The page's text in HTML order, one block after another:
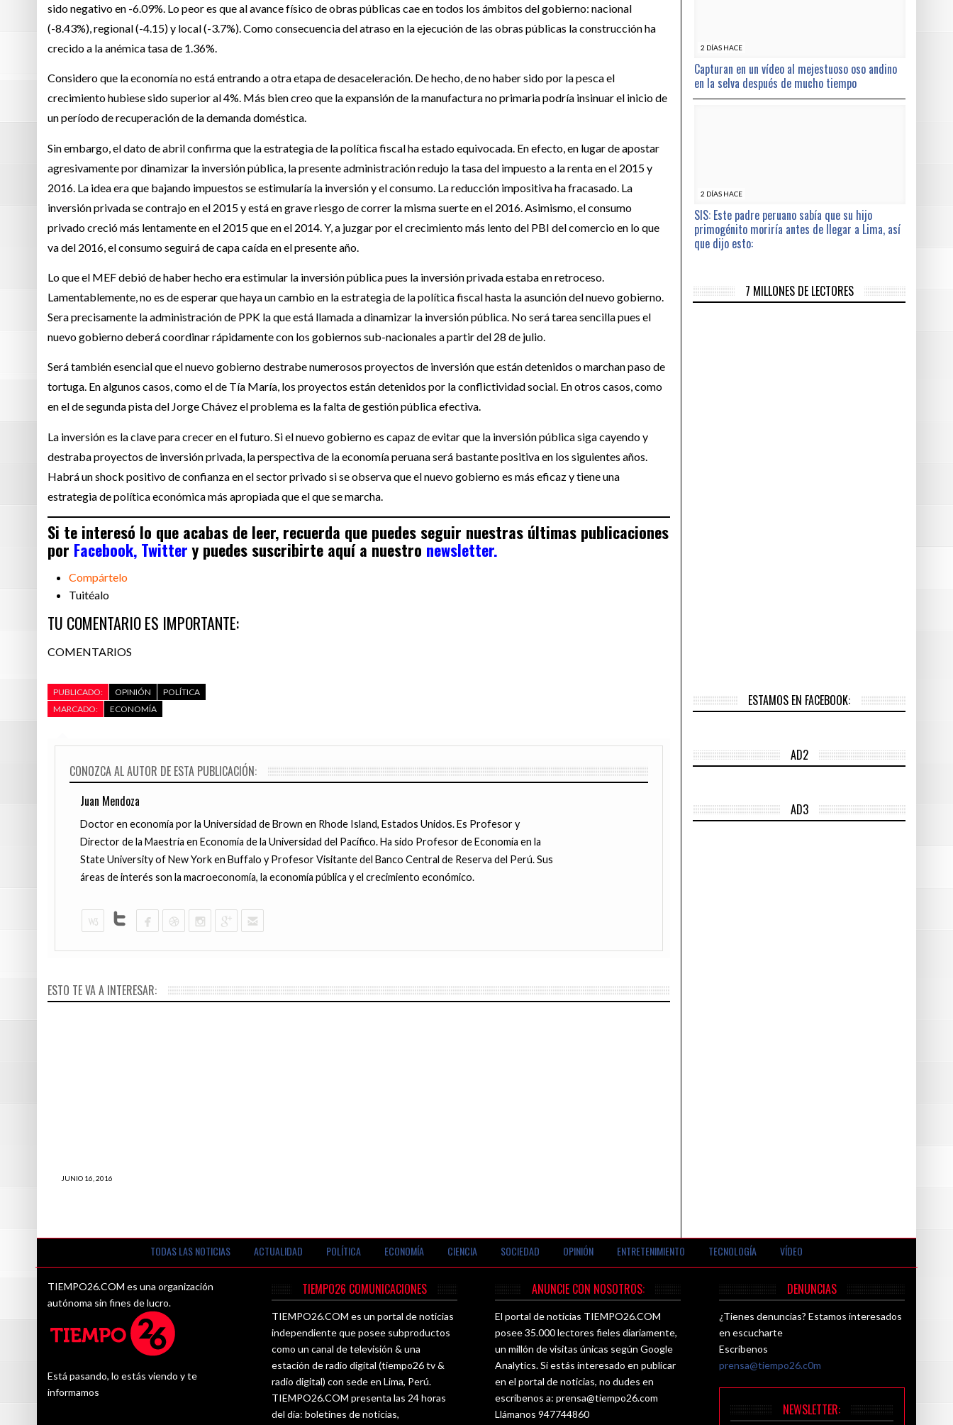
sido negativo en -6.09%. Lo peor es que al avance físico de obras públicas cae en todos los ámbitos del gobierno: nacional
(-8.43%), regional (-4.15) y local (-3.7%). Como consecuencia del atraso en la ejecución de las obras públicas la construcción ha
crecido a la anémica tasa de 1.36%.
Considero que la economía no está entrando a otra etapa de desaceleración. De hecho, de no haber sido por la pesca el
crecimiento hubiese sido superior al 4%. Más bien creo que la expansión de la manufactura no primaria podría insinuar el inicio de
un período de recuperación de la demanda doméstica.
Sin embargo, el dato de abril confirma que la estrategia de la política fiscal ha estado equivocada. En efecto, en lugar de apostar
agresivamente por dinamizar la inversión pública, la presente administración redujo la tasa del impuesto a la renta en el 2015 y
2016. La idea era que bajando impuestos se estimularía la inversión y el consumo. La reducción impositiva ha fracasado. La
inversión privada se contrajo en el 2015 y está en grave riesgo de correr la misma suerte en el 2016. Asimismo, el consumo
privado creció más lentamente en el 2015 que en el 2014. Y, a juzgar por el crecimiento más lento del PBI del comercio en lo que
va del 2016, el consumo seguirá de capa caída en el presente año.
Lo que el MEF debió de haber hecho era estimular la inversión pública pues la inversión privada estaba en retroceso.
Lamentablemente, no es de esperar que haya un cambio en la estrategia de la política fiscal hasta la asunción del nuevo gobierno.
Sera precisamente la administración de PPK la que está llamada a dinamizar la inversión pública. No será tarea sencilla pues el
nuevo gobierno deberá coordinar rápidamente con los gobiernos sub-nacionales a partir del 28 de julio.
Será también esencial que el nuevo gobierno destrabe numerosos proyectos de inversión que están detenidos o marchan paso de
tortuga. En algunos casos, como el de Tía María, los proyectos están detenidos por la conflictividad social. En otros casos, como
en el de segunda pista del Jorge Chávez el problema es la falta de gestión pública efectiva.
La inversión es la clave para crecer en el futuro. Si el nuevo gobierno es capaz de evitar que la inversión pública siga cayendo y
destraba proyectos de inversión privada, la perspectiva de la economía peruana será bastante positiva en los siguientes años.
Habrá un shock positivo de confianza en el sector privado si se observa que el nuevo gobierno es más eficaz y tiene una
estrategia de política económica más apropiada que el que se marcha.
Si te interesó lo que acabas de leer, recuerda que puedes seguir nuestras últimas publicaciones
por Facebook, Twitter y puedes suscribirte aquí a nuestro newsletter.
Compártelo
Tuitéalo
TU COMENTARIO ES IMPORTANTE:
COMENTARIOS
PUBLICADO: OPINIÓN
POLÍTICA
MARCADO:
ECONOMÍA
CONOZCA AL AUTOR DE ESTA PUBLICACIÓN:
Juan Mendoza
Doctor en economía por la Universidad de Brown en Rhode Island, Estados Unidos. Es Profesor y
Director de la Maestría en Economía de la Universidad del Pacífico. Ha sido Profesor de Economía en la
State University of New York en Buffalo y Profesor Visitante del Banco Central de Reserva del Perú. Sus
áreas de interés son la macroeconomía, la economía pública y el crecimiento económico.
ESTO TE VA A INTERESAR:
JUNIO 16, 2016
Suriel Chacon. ♪♫
JUNIO 14, 2016
Chacon.
impotente?
parlamento
2 DÍAS HACE
Capturan en un vídeo al mejestuoso oso andino
en la selva después de mucho tiempo
2 DÍAS HACE
SIS: Este padre peruano sabía que su hijo
primogénito moriría antes de llegar a Lima, así
que dijo esto:
7 MILLONES DE LECTORES
ESTAMOS EN FACEBOOK:
AD2
AD3
TODAS LAS NOTICIAS ACTUALIDAD POLÍTICA ECONOMÍA CIENCIA SOCIEDAD OPINIÓN ENTRETENIMIENTO TECNOLOGÍA VÍDEO
TIEMPO26.COM es una organización
autónoma sin fines de lucro.
Está pasando, lo estás viendo y te
informamos
TIEMPO26 COMUNICACIONES
TIEMPO26.COM es un portal de noticias
independiente que posee subproductos
como un canal de televisión & una
estación de radio digital (tiempo26 tv &
radio digital) con sede en Lima, Perú.
TIEMPO26.COM presenta las 24 horas
del día: boletines de noticias,
ANUNCIE CON NOSOTROS:
El portal de noticias TIEMPO26.COM
posee 35.000 lectores fieles diariamente,
un millón de visitas únicas según Google
Analytics. Si estás interesado en publicar
en el portal de noticias, no dudes en
escríbenos a:prensa@tiempo26.com
Llámanos 947744860
DENUNCIAS
¿Tienes denuncias? Estamos interesados
en escucharte
Escríbenos
prensa@tiempo26.c0m
NEWSLETTER: